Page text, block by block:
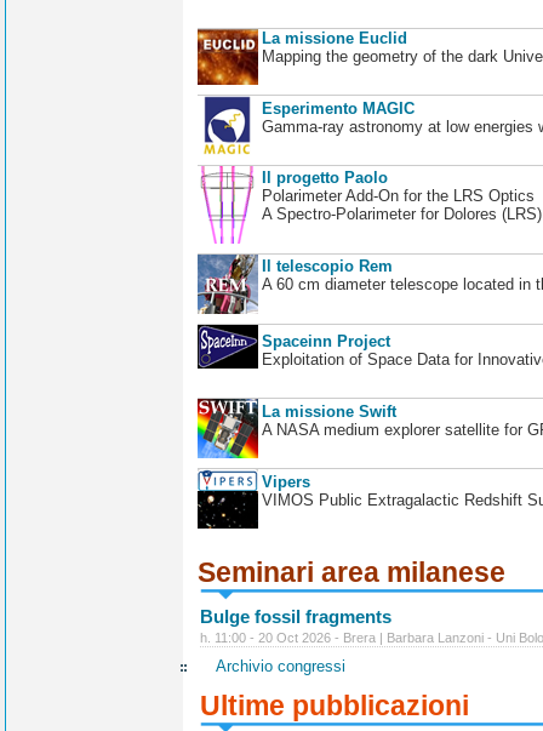
La missione Euclid
Mapping the geometry of the dark
Esperimento MAGIC
Gamma-ray astronomy at low energies
Il progetto Paolo
Polarimeter Add-On for the LRS Optics
A Spectro-Polarimeter for Dolores
Il telescopio Rem
A 60 cm diameter telescope located in
Spaceinn Project
Exploitation of Space Data for
La missione Swift
A NASA medium explorer satellite for
Vipers
VIMOS Public Extragalactic Redshift
Seminari area milanese
Bulge fossil fragments
h. 11:00 - 20 Oct 2026 - Brera | Barbara Lanzoni - Uni
Archivio congressi
Ultime pubblicazioni